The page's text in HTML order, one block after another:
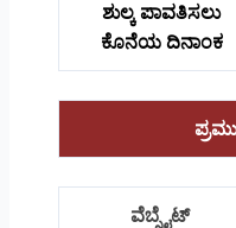
ಶುಲ್ಕ ಪಾವತಿಸಲು
ಕೊನೆಯ ದಿನಾಂಕ
ವೆಬ್ಸೈಟ್